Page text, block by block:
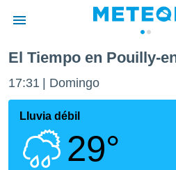
de
por
se
calidad.
El Tiempo en Pouilly-
17:31 Domingo
Lluvia débil
29°